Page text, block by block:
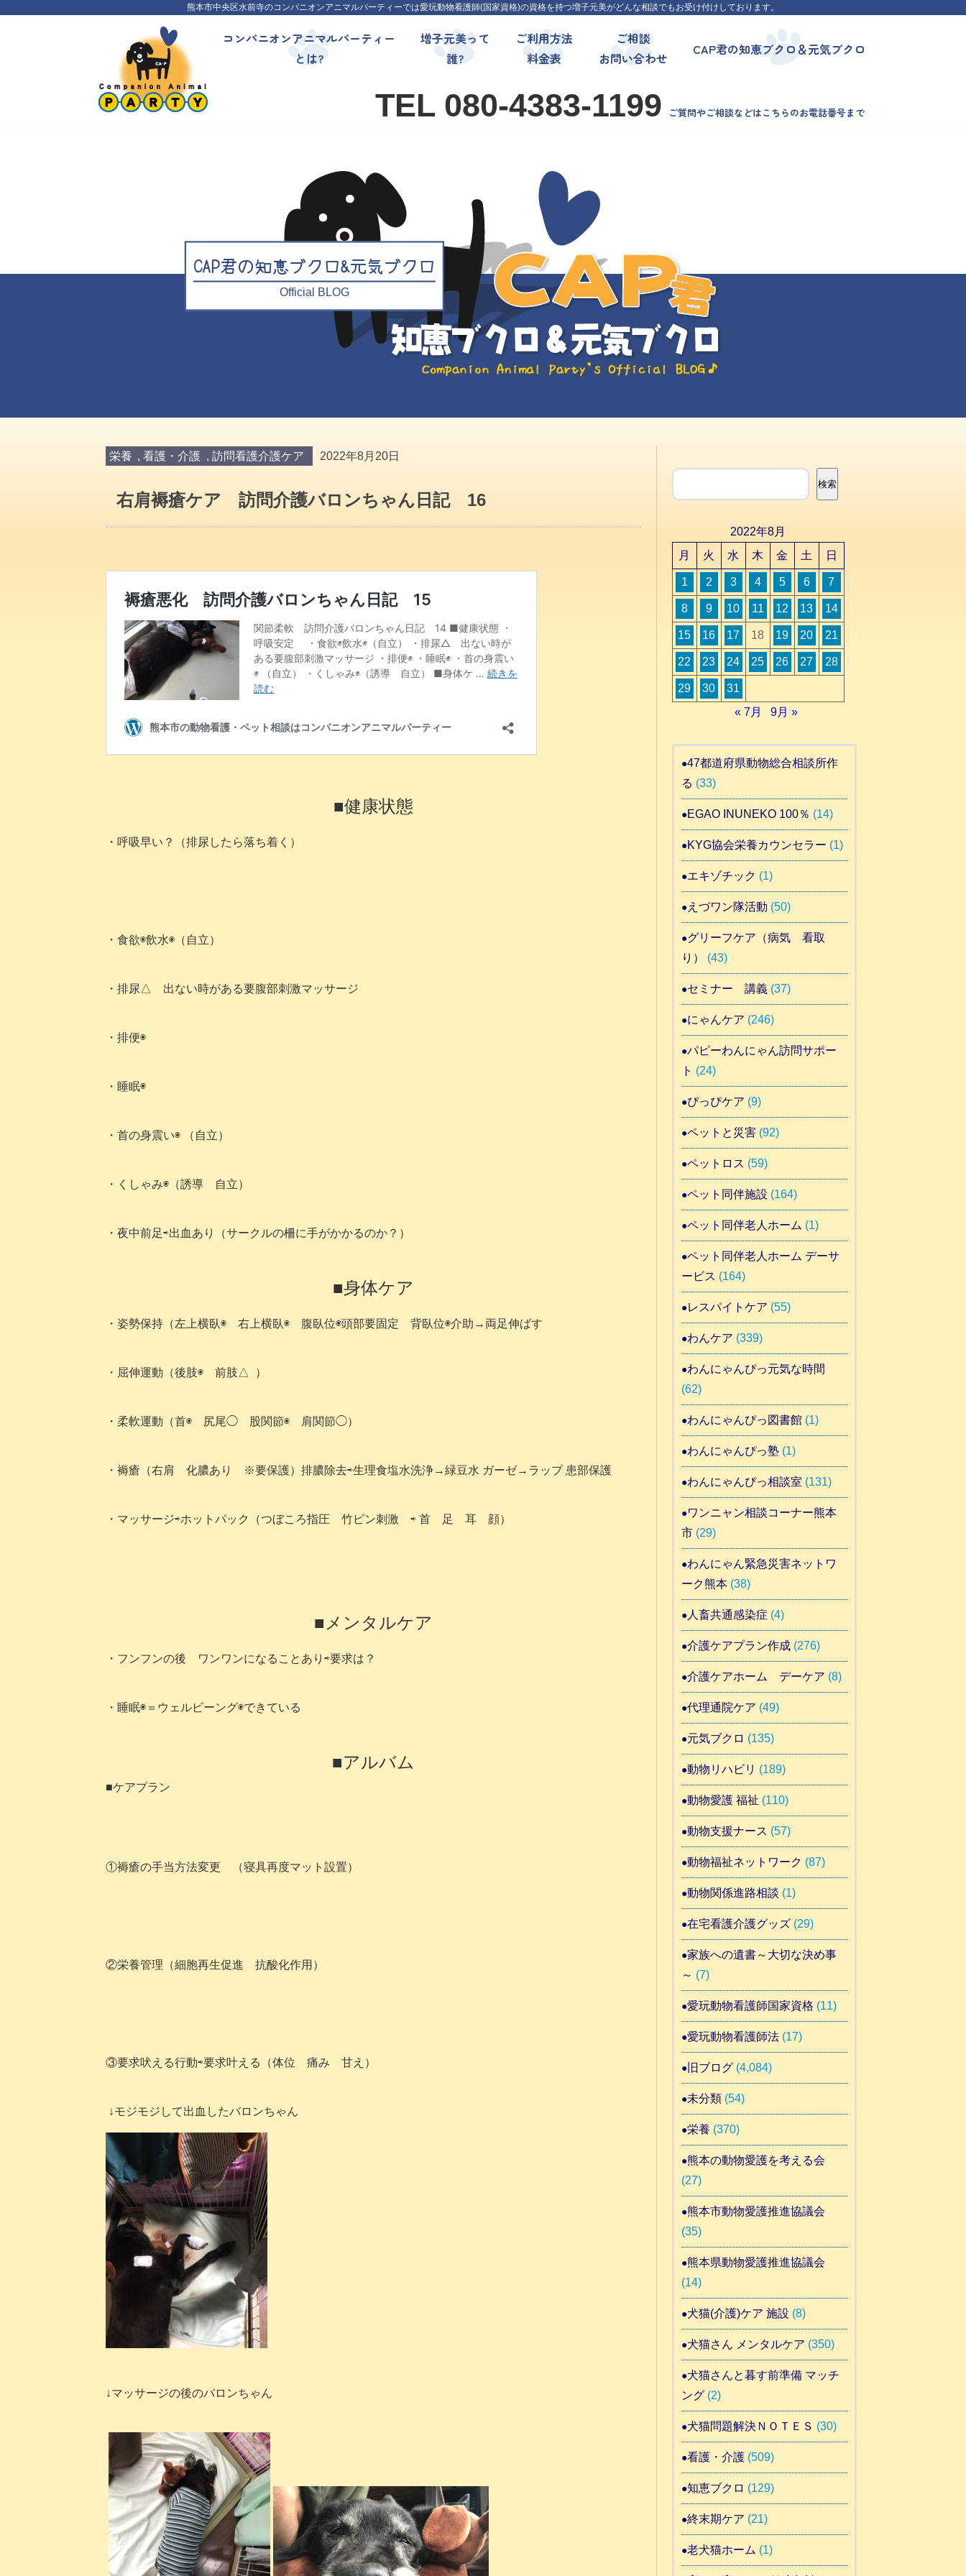
熊本市中央区水前寺のコンパニオンアニマルパーティーでは愛玩動物看護師(国家資格)の資格を持つ増子元美がどんな相談でもお受け付けしております。
コンパニオンアニマルパーティー
とは?
増子元美って
誰?
ご利用方法
料金表
ご相談
お問い合わせ
CAP君の知恵ブクロ＆元気ブクロ
TEL 080-4383-1199 ご質問やご相談などはこちらのお電話番号まで
CAP君の知恵ブクロ&元気ブクロ
Official BLOG
栄養 ,看護・介護 , 訪問看護介護ケア 2022年8月20日
右肩褥瘡ケア 訪問介護バロンちゃん日記 16
■健康状態
・呼吸早い？ （排尿したら落ち着く）
・食欲◉飲水◉（自立）
・排尿△ 出ない時がある要腹部刺激マッサージ
・排便◉
・睡眠◉
・首の身震い◉ （自立）
・くしゃみ◉（誘導 自立）
・夜中前足⇨出血あり （サークルの柵に手がかかるのか？）
■身体ケア
・姿勢保持（左上横臥◉ 右上横臥◉ 腹臥位◉頭部要固定 背臥位◉介助→両足伸ばす
・屈伸運動（後肢◉ 前肢△ ）
・柔軟運動（首◉ 尻尾◯ 股関節◉ 肩関節◯）
・褥瘡（右肩 化膿あり ※要保護）排膿除去⇨生理食塩水洗浄→緑豆水 ガーゼ→ ラップ 患部保護
・ マッサージ⇨ホットパック （つぼころ指圧 竹ピン刺激 ⇨ 首 足 耳 顔）
■メンタルケア
・フンフンの後 ワンワンになることあり⇨要求は？
・睡眠◉＝ウェルビーング◉できている
■アルバム
■ケアプラン
①褥瘡の手当方法変更 （寝具再度マット設置）
②栄養管理（細胞再生促進 抗酸化作用）
③要求吠える行動⇨要求叶える（体位 痛み 甘え）
↓モジモジして出血したバロンちゃん
↓マッサージの後のバロンちゃん
検索
検索
2022年8月
月
火 水 木 金 土 日
1 2 3 4 5 6 7
8 9 10 11 12 13 14
15 16 17 18 19 20 21
22 23 24 25 26 27 28
29 30
31
« 7月
9月 »
47都道府県動物総合相談所作
る (33)
EGAO INUNEKO 100％ (14)
KYG協会栄養カウンセラー (1)
エキゾチック (1)
えづワン隊活動 (50)
グリーフケア（病気 看取
り）
(43)
セミナー 講義(37)
にゃんケア (246)
パピーわんにゃん訪問サポー
ト (24)
ぴっぴケア (9)
ペットと災害(92)
ペットロス (59)
ペット同伴施設 (164)
ペット同伴老人ホーム (1)
ペット同伴老人ホーム デーサ
ービス (164)
レスパイトケア (55)
わんケア (339)
わんにゃんぴっ元気な時間
(62)
わんにゃんぴっ図書館(1)
わんにゃんぴっ塾(1)
わんにゃんぴっ相談室 (131)
ワンニャン相談コーナー熊本
市(29)
わんにゃん緊急災害ネットワ
ーク熊本(38)
人畜共通感染症 (4)
介護ケアプラン作成(276)
介護ケアホーム デーケア (8)
代理通院ケア (49)
元気ブクロ (135)
動物リハビリ (189)
動物愛護 福祉 (110)
動物支援ナース (57)
動物福祉ネットワーク (87)
動物関係進路相談 (1)
在宅看護介護グッズ(29)
家族への遺書～大切な決め事
～ (7)
愛玩動物看護師国家資格 (11)
愛玩動物看護師法(17)
旧ブログ(4,084)
未分類(54)
栄養 (370)
熊本の動物愛護を考える会
(27)
熊本市動物愛護推進協議会
(35)
熊本県動物愛護推進協議会
(14)
犬猫(介護)ケア 施設 (8)
犬猫さん メンタルケア (350)
犬猫さんと暮す前準備 マッチ
ング(2)
犬猫問題解決ＮＯＴＥＳ (30)
看護・介護(509)
知恵ブクロ (129)
終末期ケア (21)
老犬猫ホーム (1)